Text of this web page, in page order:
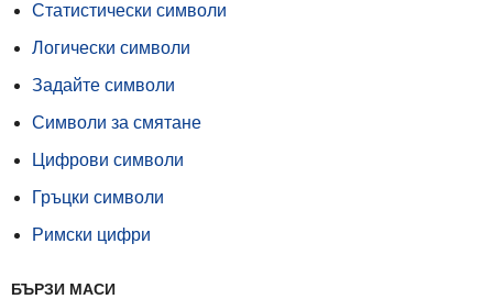
Статистически символи
Логически символи
Задайте символи
Символи за смятане
Цифрови символи
Гръцки символи
Римски цифри
БЪРЗИ МАСИ